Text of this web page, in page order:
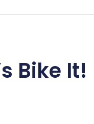
Bike It!